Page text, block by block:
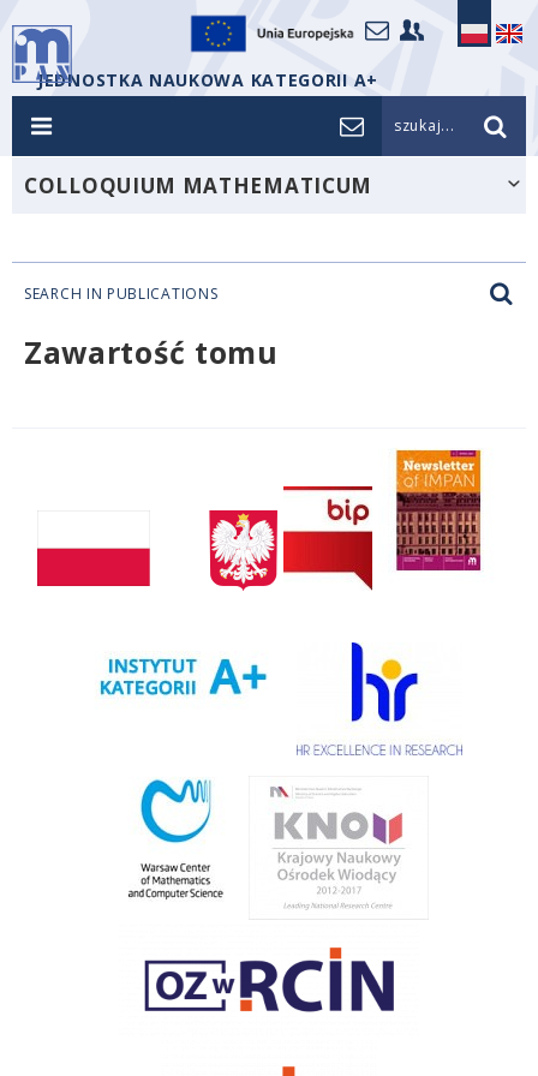
JEDNOSTKA NAUKOWA KATEGORII A+
szukaj...
COLLOQUIUM MATHEMATICUM
SEARCH IN PUBLICATIONS
Zawartość tomu